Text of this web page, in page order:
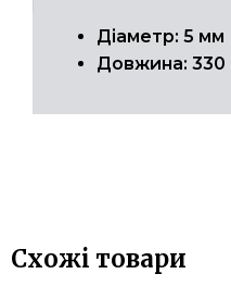
Діаметр: 5 мм
Довжина: 330
Схожі товари